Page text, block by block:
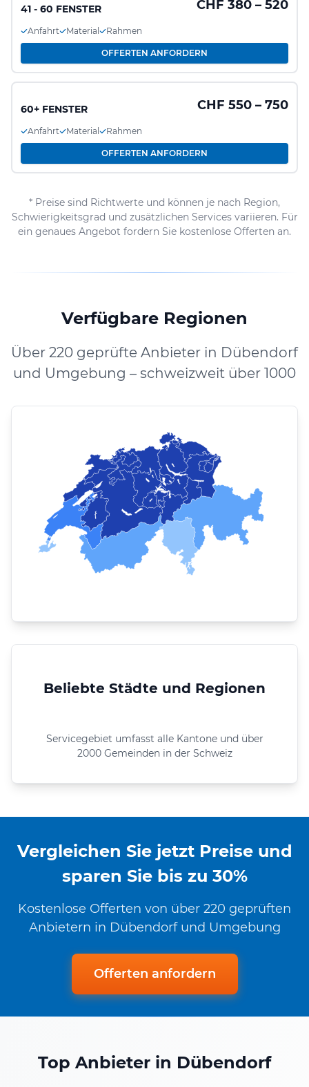
41 - 60 FENSTER CHF 380 – 520
Anfahrt Material Rahmen
OFFERTEN ANFORDERN
60+ FENSTER CHF 550 – 750
Anfahrt Material Rahmen
OFFERTEN ANFORDERN
* Preise sind Richtwerte und können je nach Region,
Schwierigkeitsgrad und zusätzlichen Services variieren. Für
ein genaues Angebot fordern Sie kostenlose Offerten an.
Verfügbare Regionen
Über 220 geprüfte Anbieter in Dübendorf
und Umgebung – schweizweit über 1000
Beliebte Städte und Regionen
Servicegebiet umfasst alle Kantone und über
2000 Gemeinden in der Schweiz
Vergleichen Sie jetzt Preise und
sparen Sie bis zu 30%
Kostenlose Offerten von über 220 geprüften
Anbietern in Dübendorf und Umgebung
Offerten anfordern
Top Anbieter in Dübendorf